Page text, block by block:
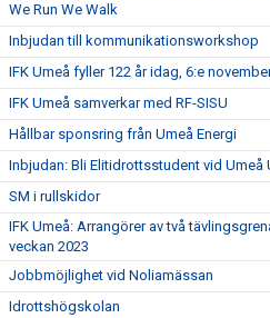
We Run We Walk
Inbjudan till kommunikationsworkshop
IFK Umeå fyller 122 år idag, 6:e
IFK Umeå samverkar med RF-SISU
Hållbar sponsring från Umeå Energi
Inbjudan: Bli Elitidrottsstudent vid Umeå
SM i rullskidor
IFK Umeå: Arrangörer av två
veckan 2023
Jobbmöjlighet vid Noliamässan
Idrottshögskolan